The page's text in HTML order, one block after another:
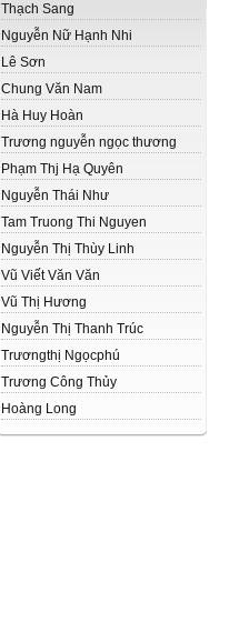
Thạch Sang
Nguyễn Nữ Hạnh Nhi
Lê Sơn
Chung Văn Nam
Hà Huy Hoàn
Trương nguyễn ngọc thương
Phạm Thj Hạ Quyên
Nguyễn Thái Như
Tam Truong Thi Nguyen
Nguyễn Thị Thùy Linh
Vũ Viết Văn Văn
Vũ Thị Hương
Nguyễn Thị Thanh Trúc
Trươngthị Ngọcphú
Trương Công Thủy
Hoàng Long